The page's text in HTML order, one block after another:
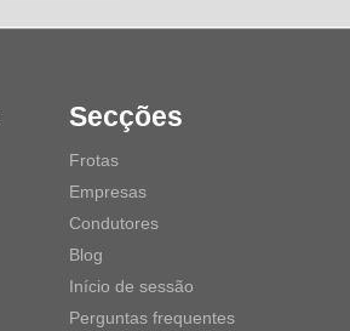
Secções
Frotas
Empresas
Condutores
Blog
Início de sessão
Perguntas frequentes